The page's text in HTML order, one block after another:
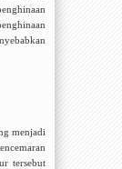
menjadi
tersebut